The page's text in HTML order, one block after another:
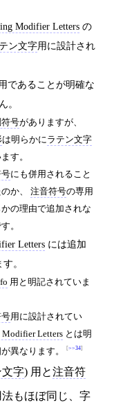
Modifier Letters の
ン文字用に設計され
用であることが明確な
。
号がありますが、
は明らかにラテン文字
す。
にも併用されること
か、 注音符号の専用
の理由で追加されな
。
Letters には追加
。
用と明記されていま
用に設計されてい
Modifier Letters とは明
異なります。
>>34
文字) 用と注音符
もほぼ同じ、字